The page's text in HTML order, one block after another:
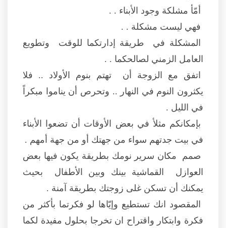
أمّأ مشلكة وجود الأبناء . .
فهي ليست مشكلة . .
المشكلة في طريقة إدارتكما للوقت وتطويع
العامل الزمني لصالحكما . .
اتفق مع الزوجة أن تهتم بنوم الأولاد .. فلا
يكثرون النوم في النهار .. وتحرص أن يناموا مبكراً
في الليل .
بإمكانكم مثلأ في بعض الأوقات أن تضعوا الأبناء
في بيت جدتهم سواء من جهتك أو من جهة أمهم .
صمم مكان سرير نومك بطريقة يكون فيها بعض
العوازل القماشية بينك وبين الأطفال بحيث
يمكنك أن تسكن غلى زوجتك بطريقة آمنة .
المقصود انك تستطيع وإيّاها لو فكرتما بأكثر من
فكرة وابتكار واقتراح ان تخرجا بحلول مفيدة لكما